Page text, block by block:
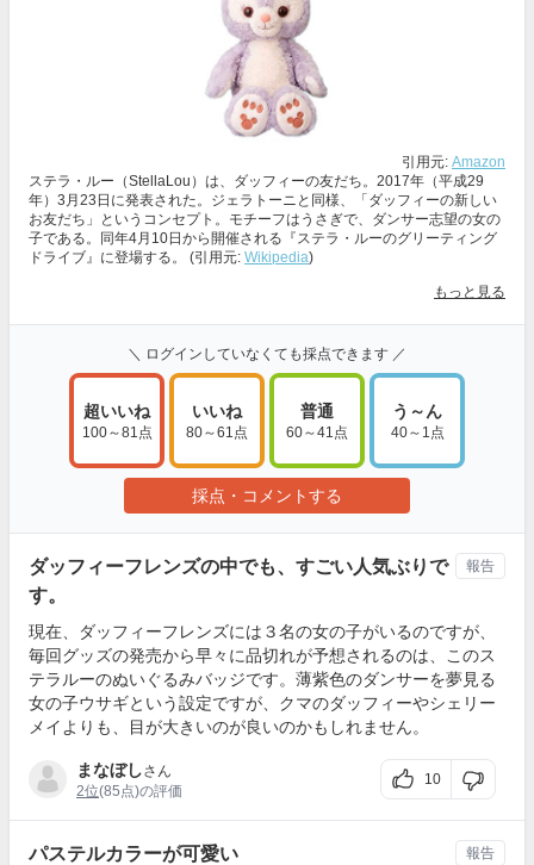
引用元: Amazon
ステラ・ルー（StellaLou）は、ダッフィーの友だち。2017年（平成29
年）3月23日に発表された。ジェラトーニと同様、「ダッフィーの新しい
お友だち」というコンセプト。モチーフはうさぎで、ダンサー志望の女の
子である。同年4月10日から開催される『ステラ・ルーのグリーティング
ドライブ』に登場する。 (引用元: Wikipedia)
もっと見る
＼ ログインしていなくても採点できます ／
超いいね
100～81点
いいね
80～61点
普通
60～41点
う～ん
40～1点
採点・コメントする
ダッフィーフレンズの中でも、すごい人気ぶりで
す。
現在、ダッフィーフレンズには３名の女の子がいるのですが、
毎回グッズの発売から早々に品切れが予想されるのは、このス
テラルーのぬいぐるみバッジです。薄紫色のダンサーを夢見る
女の子ウサギという設定ですが、クマのダッフィーやシェリー
メイよりも、目が大きいのが良いのかもしれません。
まなぼしさん
2位(85点)の評価
10
報告
パステルカラーが可愛い 報告